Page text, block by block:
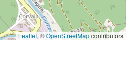
Leaflet, ©OpenStreetMapcontributors